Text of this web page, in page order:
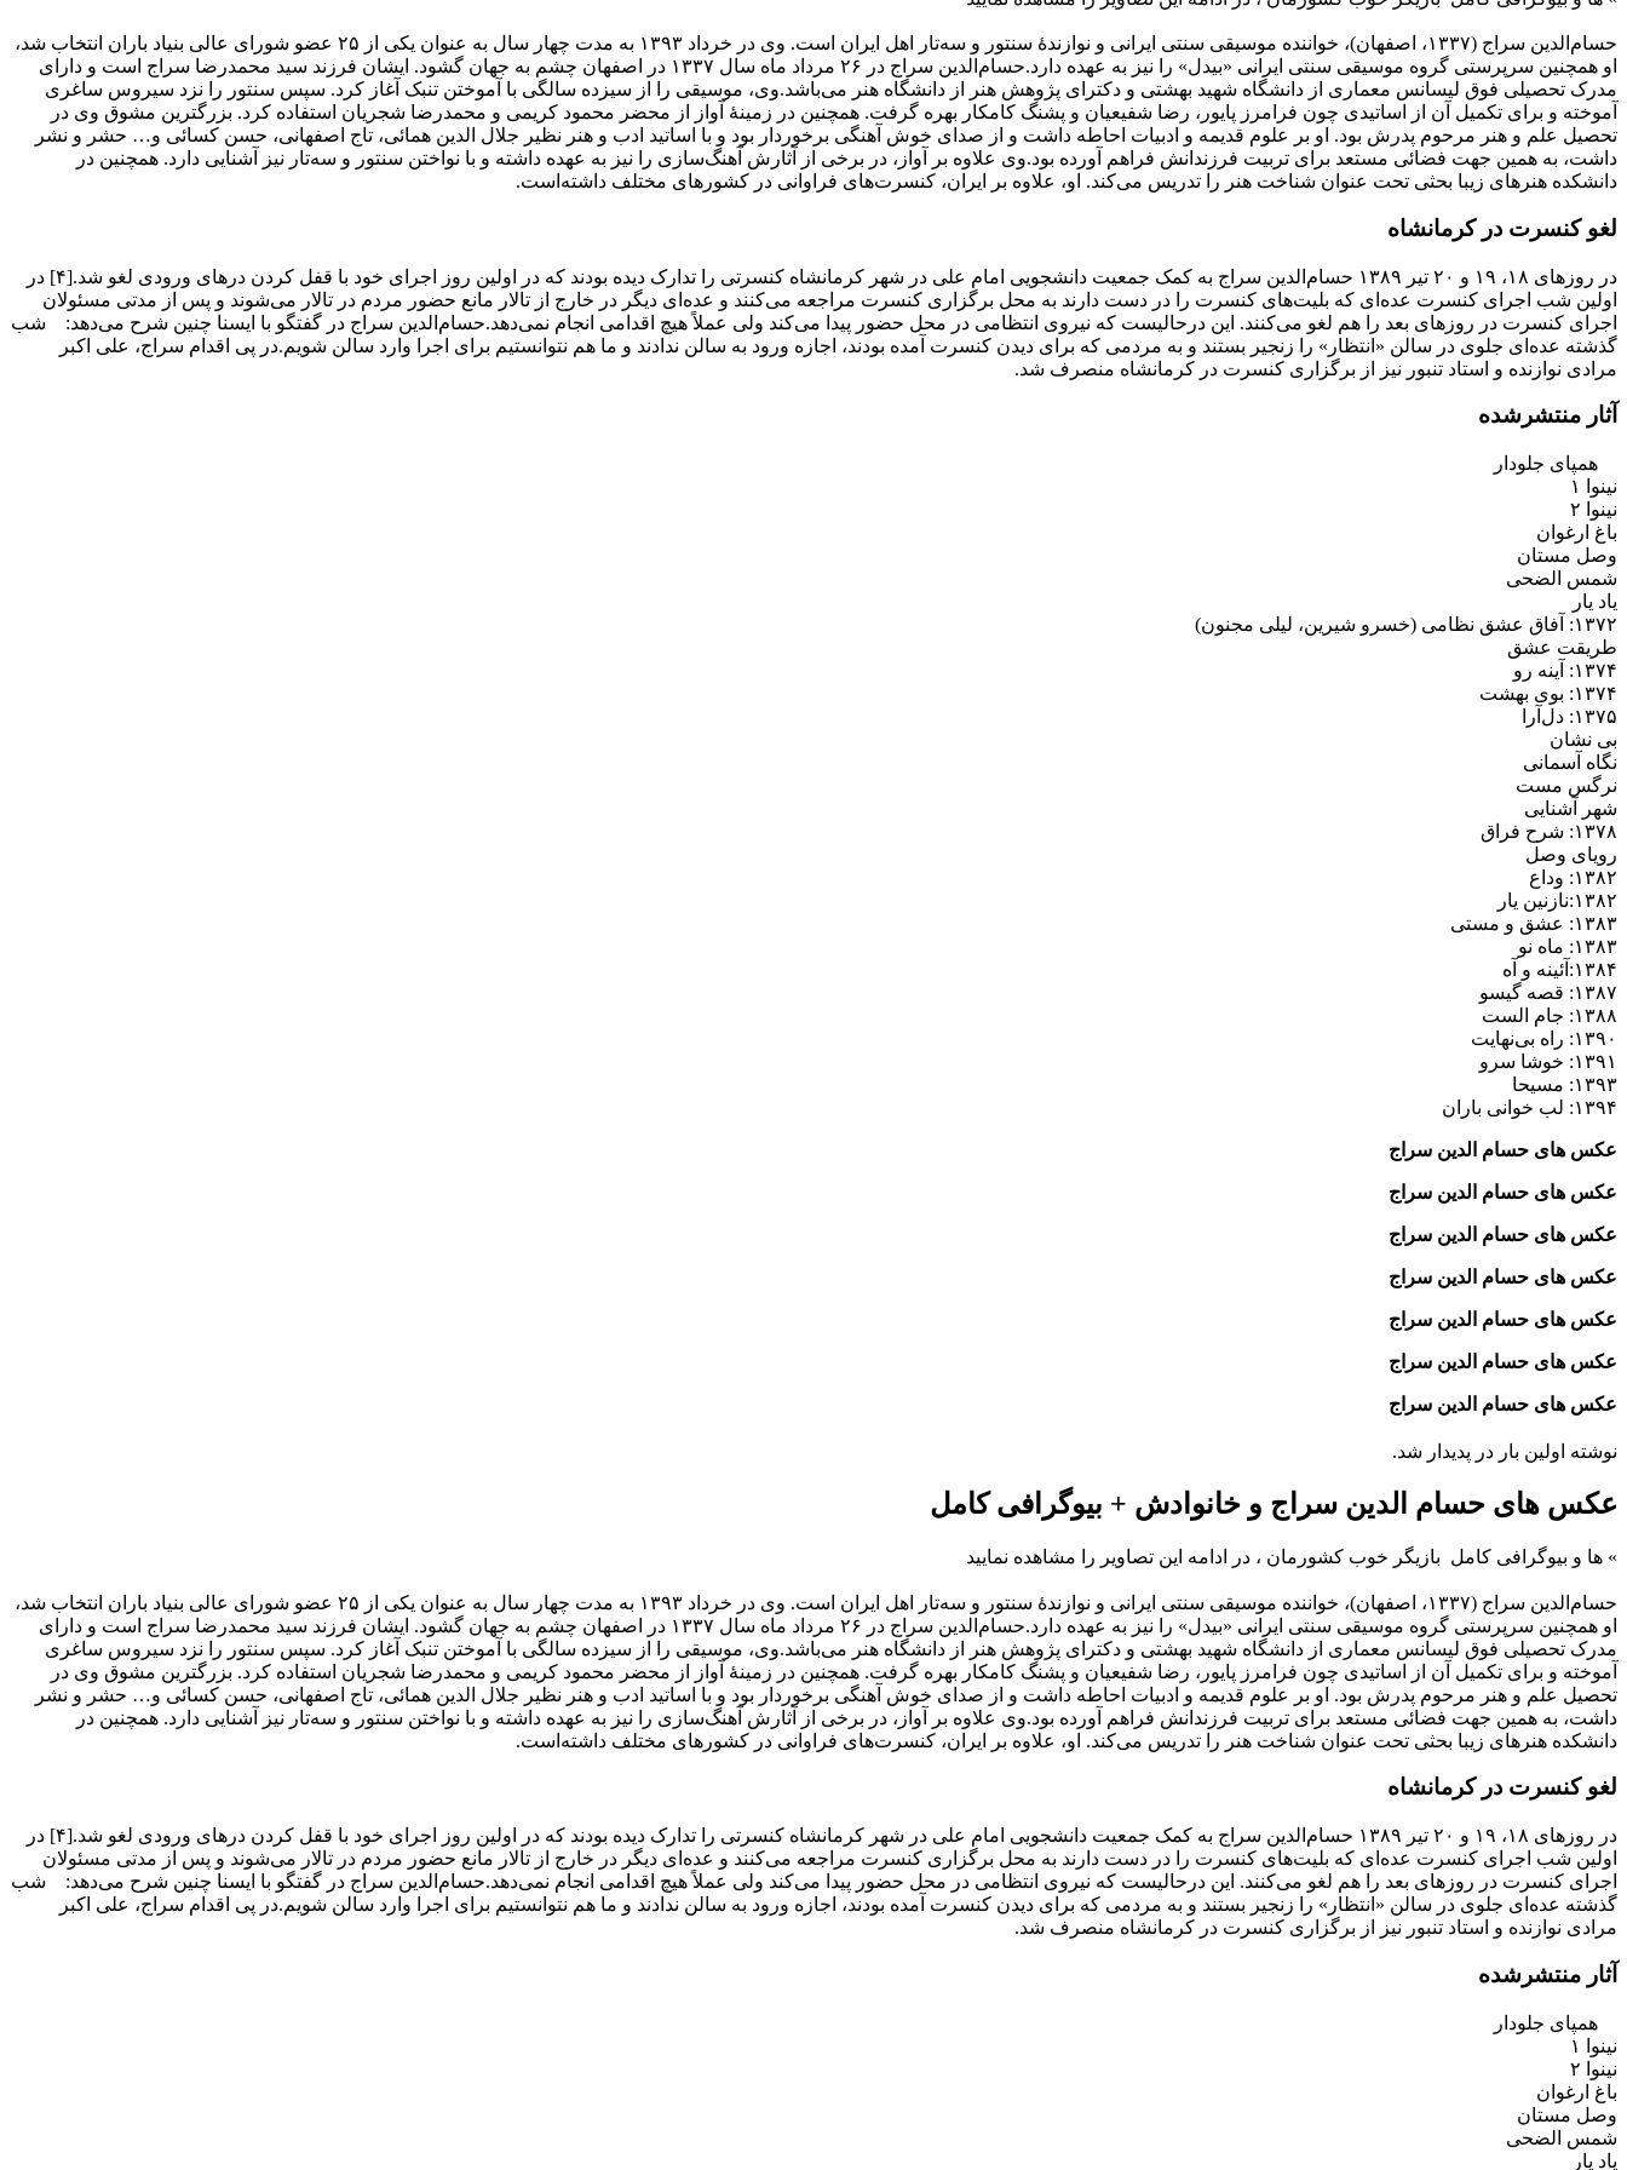
حسام‌الدین سراج (۱۳۳۷، اصفهان)، خواننده موسیقی سنتی ایرانی و نوازندهٔ سنتور و سه‌تار اهل ایران است. وی در خرداد ۱۳۹۳ به مدت چهار سال به عنوان یکی از ۲۵ عضو شورای عالی بنیاد باران انتخاب شد،
او همچنین سرپرستی گروه موسیقی سنتی ایرانی «بیدل» را نیز به عهده دارد.حسام‌الدین سراج در ۲۶ مرداد ماه سال ۱۳۳۷ در اصفهان چشم به جهان گشود. ایشان فرزند سید محمدرضا سراج است و دارای
مدرک تحصیلی فوق لیسانس معماری از دانشگاه شهید بهشتی و دکترای پژوهش هنر از دانشگاه هنر می‌باشد.وی، موسیقی را از سیزده سالگی با آموختن تنبک آغاز کرد. سپس سنتور را نزد سیروس ساغری
آموخته و برای تکمیل آن از اساتیدی چون فرامرز پایور، رضا شفیعیان و پشنگ کامکار بهره گرفت. همچنین در زمینهٔ آواز از محضر محمود کریمی و محمدرضا شجریان استفاده کرد. بزرگترین مشوق وی در
تحصیل علم و هنر مرحوم پدرش بود. او بر علوم قدیمه و ادبیات احاطه داشت و از صدای خوش آهنگی برخوردار بود و با اساتید ادب و هنر نظیر جلال الدین همائی، تاج اصفهانی، حسن کسائی و… حشر و نشر
داشت، به همین جهت فضائی مستعد برای تربیت فرزندانش فراهم آورده بود.وی علاوه بر آواز، در برخی از آثارش آهنگ‌سازی را نیز به عهده داشته و با نواختن سنتور و سه‌تار نیز آشنایی دارد. همچنین در
دانشکده هنرهای زیبا بحثی تحت عنوان شناخت هنر را تدریس می‌کند. او، علاوه بر ایران، کنسرت‌های فراوانی در کشورهای مختلف داشته‌است.
لغو کنسرت در کرمانشاه
در روزهای ۱۸، ۱۹ و ۲۰ تیر ۱۳۸۹ حسام‌الدین سراج به کمک جمعیت دانشجویی امام علی در شهر کرمانشاه کنسرتی را تدارک دیده بودند که در اولین روز اجرای خود با قفل کردن درهای ورودی لغو شد.[۴] در
اولین شب اجرای کنسرت عده‌ای که بلیت‌های کنسرت را در دست دارند به محل برگزاری کنسرت مراجعه می‌کنند و عده‌ای دیگر در خارج از تالار مانع حضور مردم در تالار می‌شوند و پس از مدتی مسئولان
اجرای کنسرت در روزهای بعد را هم لغو می‌کنند. این درحالیست که نیروی انتظامی در محل حضور پیدا می‌کند ولی عملاً هیچ اقدامی انجام نمی‌دهد.حسام‌الدین سراج در گفتگو با ایسنا چنین شرح می‌دهد: شب
گذشته عده‌ای جلوی در سالن «انتظار» را زنجیر بستند و به مردمی که برای دیدن کنسرت آمده بودند، اجازه ورود به سالن ندادند و ما هم نتوانستیم برای اجرا وارد سالن شویم.در پی اقدام سراج، علی اکبر
مرادی نوازنده و استاد تنبور نیز از برگزاری کنسرت در کرمانشاه منصرف شد.
آثار منتشرشده
همپای جلودار
نینوا ۱
نینوا ۲
باغ ارغوان
وصل مستان
شمس الضحی
یاد یار
۱۳۷۲: آفاق عشق نظامی (خسرو شیرین، لیلی مجنون)
طریقت عشق
۱۳۷۴: آینه رو
۱۳۷۴: بوی بهشت
۱۳۷۵: دل‌آرا
بی نشان
نگاه آسمانی
نرگس مست
شهر آشنایی
۱۳۷۸: شرح فراق
رویای وصل
۱۳۸۲: وداع
۱۳۸۲:نازنین یار
۱۳۸۳: عشق و مستی
۱۳۸۳: ماه نو
۱۳۸۴:آئینه و آه
۱۳۸۷: قصه گیسو
۱۳۸۸: جام الست
۱۳۹۰: راه بی‌نهایت
۱۳۹۱: خوشا سرو
۱۳۹۳: مسیحا
۱۳۹۴: لب خوانی باران
عکس های حسام الدین سراج
عکس های حسام الدین سراج
عکس های حسام الدین سراج
عکس های حسام الدین سراج
عکس های حسام الدین سراج
عکس های حسام الدین سراج
عکس های حسام الدین سراج
نوشته اولین بار در پدیدار شد.
عکس های حسام الدین سراج و خانوادش + بیوگرافی کامل
» ها و بیوگرافی کامل بازیگر خوب کشورمان ، در ادامه این تصاویر را مشاهده نمایید
حسام‌الدین سراج (۱۳۳۷، اصفهان)، خواننده موسیقی سنتی ایرانی و نوازندهٔ سنتور و سه‌تار اهل ایران است. وی در خرداد ۱۳۹۳ به مدت چهار سال به عنوان یکی از ۲۵ عضو شورای عالی بنیاد باران انتخاب شد،
او همچنین سرپرستی گروه موسیقی سنتی ایرانی «بیدل» را نیز به عهده دارد.حسام‌الدین سراج در ۲۶ مرداد ماه سال ۱۳۳۷ در اصفهان چشم به جهان گشود. ایشان فرزند سید محمدرضا سراج است و دارای
مدرک تحصیلی فوق لیسانس معماری از دانشگاه شهید بهشتی و دکترای پژوهش هنر از دانشگاه هنر می‌باشد.وی، موسیقی را از سیزده سالگی با آموختن تنبک آغاز کرد. سپس سنتور را نزد سیروس ساغری
آموخته و برای تکمیل آن از اساتیدی چون فرامرز پایور، رضا شفیعیان و پشنگ کامکار بهره گرفت. همچنین در زمینهٔ آواز از محضر محمود کریمی و محمدرضا شجریان استفاده کرد. بزرگترین مشوق وی در
تحصیل علم و هنر مرحوم پدرش بود. او بر علوم قدیمه و ادبیات احاطه داشت و از صدای خوش آهنگی برخوردار بود و با اساتید ادب و هنر نظیر جلال الدین همائی، تاج اصفهانی، حسن کسائی و… حشر و نشر
داشت، به همین جهت فضائی مستعد برای تربیت فرزندانش فراهم آورده بود.وی علاوه بر آواز، در برخی از آثارش آهنگ‌سازی را نیز به عهده داشته و با نواختن سنتور و سه‌تار نیز آشنایی دارد. همچنین در
دانشکده هنرهای زیبا بحثی تحت عنوان شناخت هنر را تدریس می‌کند. او، علاوه بر ایران، کنسرت‌های فراوانی در کشورهای مختلف داشته‌است.
لغو کنسرت در کرمانشاه
در روزهای ۱۸، ۱۹ و ۲۰ تیر ۱۳۸۹ حسام‌الدین سراج به کمک جمعیت دانشجویی امام علی در شهر کرمانشاه کنسرتی را تدارک دیده بودند که در اولین روز اجرای خود با قفل کردن درهای ورودی لغو شد.[۴] در
اولین شب اجرای کنسرت عده‌ای که بلیت‌های کنسرت را در دست دارند به محل برگزاری کنسرت مراجعه می‌کنند و عده‌ای دیگر در خارج از تالار مانع حضور مردم در تالار می‌شوند و پس از مدتی مسئولان
اجرای کنسرت در روزهای بعد را هم لغو می‌کنند. این درحالیست که نیروی انتظامی در محل حضور پیدا می‌کند ولی عملاً هیچ اقدامی انجام نمی‌دهد.حسام‌الدین سراج در گفتگو با ایسنا چنین شرح می‌دهد: شب
گذشته عده‌ای جلوی در سالن «انتظار» را زنجیر بستند و به مردمی که برای دیدن کنسرت آمده بودند، اجازه ورود به سالن ندادند و ما هم نتوانستیم برای اجرا وارد سالن شویم.در پی اقدام سراج، علی اکبر
مرادی نوازنده و استاد تنبور نیز از برگزاری کنسرت در کرمانشاه منصرف شد.
آثار منتشرشده
همپای جلودار
نینوا ۱
نینوا ۲
باغ ارغوان
وصل مستان
شمس الضحی
یاد یار